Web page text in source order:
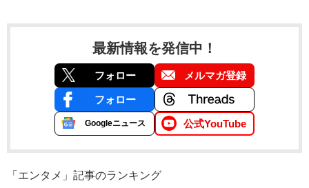
最新情報を発信中！
フォロー メルマガ登録
フォロー
Googleニュース 公式YouTube
「エンタメ」記事のランキング